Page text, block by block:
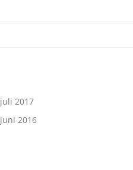
juli 2017
juni 2016